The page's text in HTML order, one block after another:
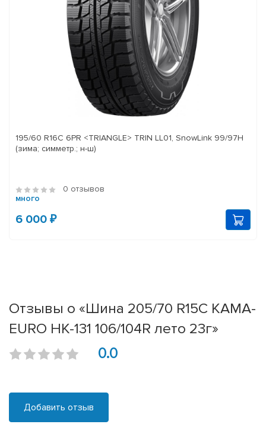
195/60 R16C 6PR <TRIANGLE> TRIN LL01, SnowLink 99/97H
(зима; симметр.; н-ш)
0 отзывов
много
6 000 ₽
Отзывы о «Шина 205/70 R15C КАМА-
EURO НК-131 106/104R лето 23г»
0.0
Добавить отзыв